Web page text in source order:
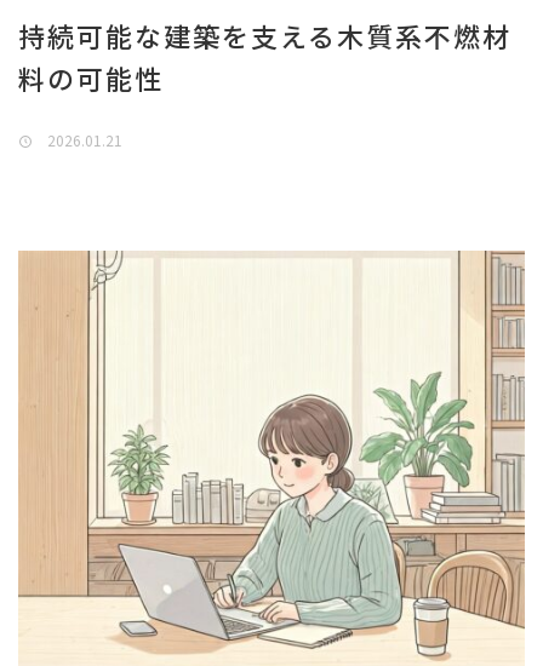
持続可能な建築を支える木質系不燃材
料の可能性
2026.01.21